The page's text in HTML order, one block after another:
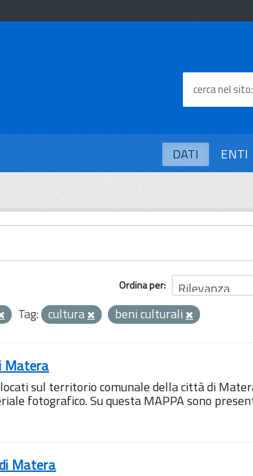
cerca nel sito
DATI ENTI
Ordina per
Tag: cultura beni culturali
Matera
sul territorio comunale della città di
fotografico. Su questa MAPPA sono
Matera